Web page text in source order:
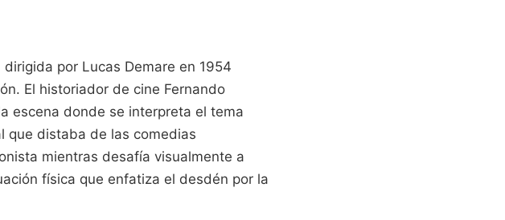
por Lucas Demare en 1954
El historiador de cine Fernando
escena donde se interpreta el tema
que distaba de las comedias
mientras desafía visualmente a
física que enfatiza el desdén por la